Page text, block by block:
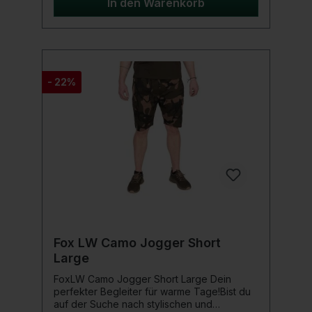
zuschlagen!Produktdetails: Größe: Medium
Kontrastgebende schwarze
Belüftungselemente In 4 Richtungen
dehnbares Stretchmaterial für maximalen
Komfort Seitentaschen mit Netzinnenfutter
Elastikhüftbund mit Kordelzug Schnell
In den Warenkorb
- 22%
Fox LW Camo Jogger Short
Large
FoxLW Camo Jogger Short Large Dein
perfekter Begleiter für warme Tage!Bist du
auf der Suche nach stylischen und